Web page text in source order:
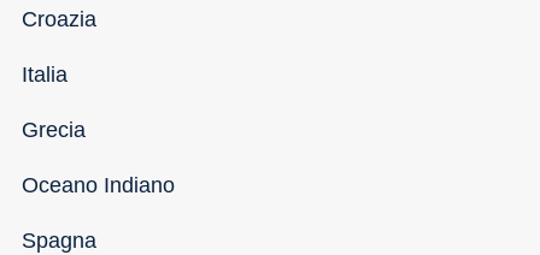
Croazia
Italia
Grecia
Oceano Indiano
Spagna